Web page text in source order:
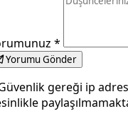
*
Yorumu Gönder
gereği ip